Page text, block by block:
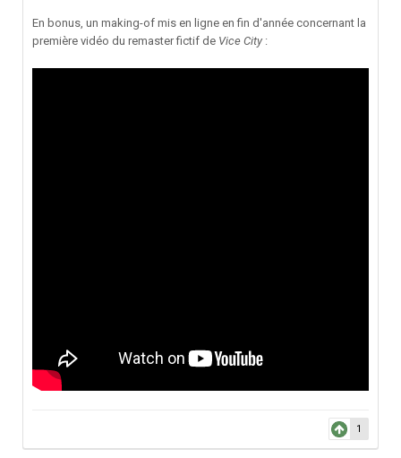
En bonus, un making-of mis en ligne en fin d'année concernant la
première vidéo du remaster fictif de Vice City :
1